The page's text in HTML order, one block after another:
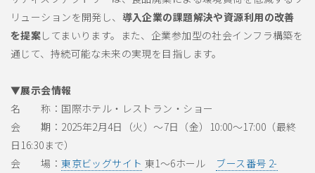
リューションを開発し、 導入企業の課題解決や資源利用の改善
を提案してまいります。また、企業参加型の社会インフラ構築を
通じて、持続可能な未来の実現を目指します。
▼展示会情報
名 称：国際ホテル・レストラン・ショー
会 期：2025年2月4日（火）～7日（金）10:00～17:00（最終
日16:30まで）
会 場：東京ビッグサイト 東1～6ホール ブース番号 2-